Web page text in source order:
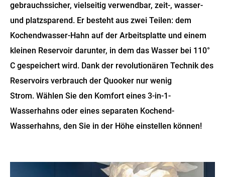
MARKENWELT
COMFORT REPUBLIC - SOFAS & SESSEL MIT
WOHLFÜHLERLEBNIS
GLOBAL WOHNEN
LEICHT
gebrauchssicher, vielseitig verwendbar, zeit-, wasser-
und platzsparend. Er besteht aus zwei Teilen: dem
Kochendwasser-Hahn auf der Arbeitsplatte und einem
kleinen Reservoir darunter, in dem das Wasser bei 110°
C gespeichert wird. Dank der revolutionären Technik des
Reservoirs verbrauch der Quooker nur wenig
Strom. Wählen Sie den Komfort eines 3-in-1-
Wasserhahns oder eines separaten Kochend-
Wasserhahns, den Sie in der Höhe einstellen können!